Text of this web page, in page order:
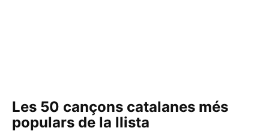
Les 50 cançons catalanes més
populars de la llista